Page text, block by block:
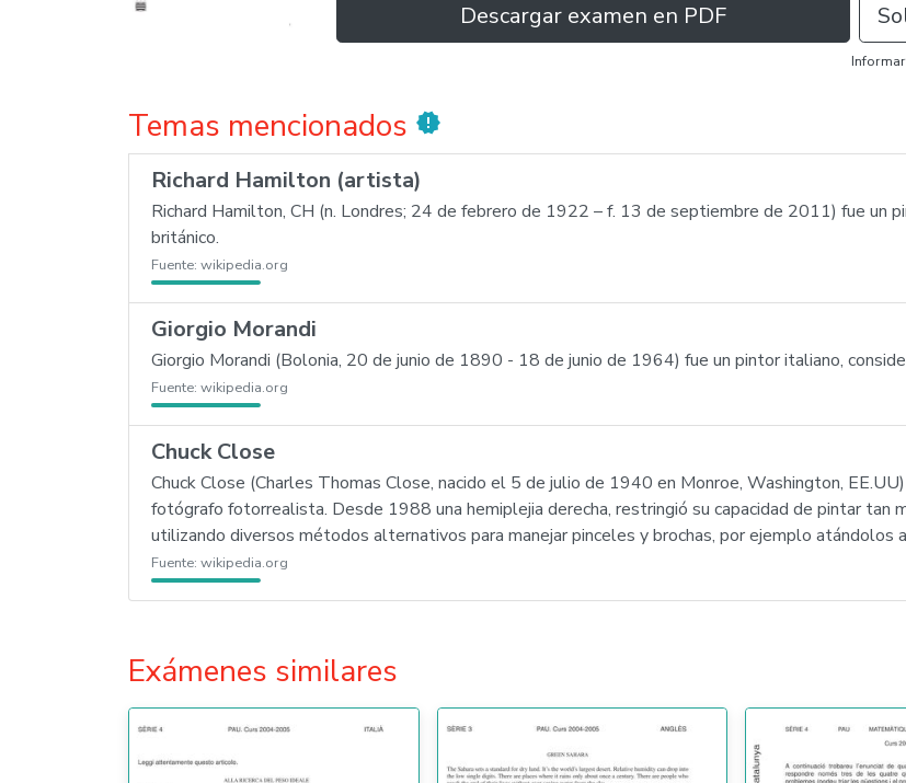
Descargar examen en PDF
Temas mencionados new_releases
Richard Hamilton (artista)
Richard Hamilton, CH (n. Londres; 24 de febrero de 1922 – f. 13 de septiembre de 2011) fue un
británico.
Fuente: wikipedia.org
Giorgio Morandi
Giorgio Morandi (Bolonia, 20 de junio de 1890 - 18 de junio de 1964) fue un pintor italiano,
Fuente: wikipedia.org
Chuck Close
Chuck Close (Charles Thomas Close, nacido el 5 de julio de 1940 en Monroe, Washington,
fotógrafo fotorrealista. Desde 1988 una hemiplejia derecha, restringió su capacidad de pintar tan
utilizando diversos métodos alternativos para manejar pinceles y brochas, por ejemplo atándolos
Fuente: wikipedia.org
Exámenes similares